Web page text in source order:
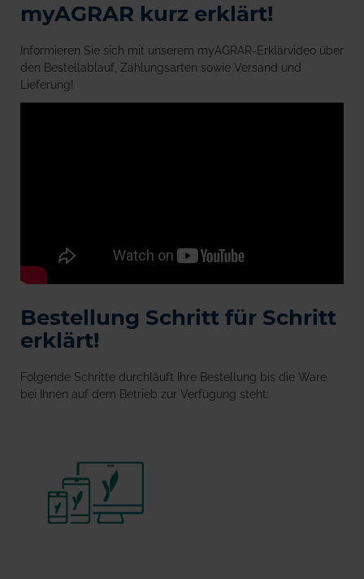
myAGRAR kurz erklärt!
Informieren Sie sich mit unserem myAGRAR-Erklärvideo über
den Bestellablauf, Zahlungsarten sowie Versand und
Lieferung!
Bestellung Schritt für Schritt
erklärt!
Folgende Schritte durchläuft Ihre Bestellung bis die Ware
bei Ihnen auf dem Betrieb zur Verfügung steht: